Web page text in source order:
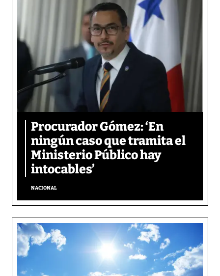
Procurador Gómez: ‘En
ningún caso que tramita el
Ministerio Público hay
intocables’
NACIONAL